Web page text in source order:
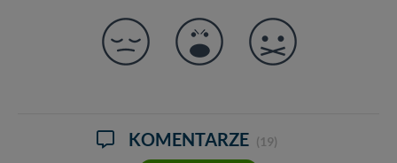
KOMENTARZE (19)